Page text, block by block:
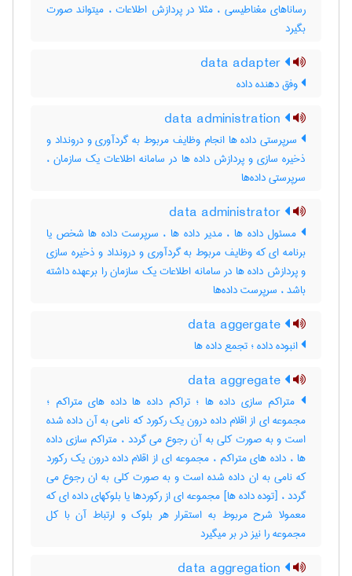
رساناهای مغناطیسی ، مثلا در پردازش اطلاعات ، میتواند صورت
بگیرد
وفق دهنده داده
سرپرستی داده ها انجام وظایف مربوط به گردآوری و درونداد و
ذخیره سازی و پردازش داده ها در سامانه اطلاعات یک سازمان ،
سرپرستی داده‌ها
مسئول داده ها ، مدیر داده ها ، سرپرست داده ها شخص یا
برنامه ای که وظایف مربوط به گردآوری و درونداد و ذخیره سازی
و پردازش داده ها در سامانه اطلاعات یک سازمان را برعهده داشته
باشد ، سرپرست داده‌ها
انبوده داده ؛ تجمع داده ها
متراکم سازی داده ها ؛ تراکم داده ها داده های متراکم ؛
مجموعه ای از اقلام داده درون یک رکورد که نامی به آن داده شده
است و به صورت کلی به آن رجوع می گردد ، متراکم سازی داده
ها ، داده های متراکم ، مجموعه ای از اقلام داده درون یک رکورد
که نامی به ان داده شده است و به صورت کلی به ان رجوع می
گردد ، [توده داده ها] مجموعه ای از رکوردها یا بلوکهای داده ای که
معمولا شرح مربوط به استقرار هر بلوک و ارتباط آن با کل
مجموعه را نیز در بر میگیرد